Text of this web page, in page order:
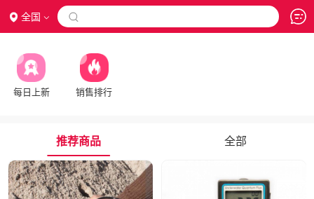
全国 
每日上新 销售排行
推荐商品 全部